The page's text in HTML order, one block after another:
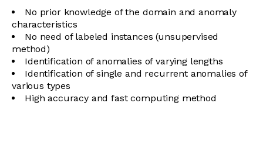
No prior knowledge of the domain and anomaly
characteristics
No need of labeled instances (unsupervised
method)
Identification of anomalies of varying lengths
Identification of single and recurrent anomalies of
various types
High accuracy and fast computing method